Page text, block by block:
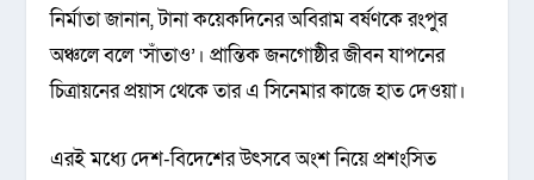
নির্মাতা জানান, টানা কয়েকদিনের অবিরাম বর্ষণকে রংপুর
অঞ্চলে বলে ‘সাঁতাও’। প্রান্তিক জনগোষ্ঠীর জীবন যাপনের
চিত্রায়নের প্রয়াস থেকে তার এ সিনেমার কাজে হাত দেওয়া।
এরই মধ্যে দেশ-বিদেশের উৎসবে অংশ নিয়ে প্রশংসিত